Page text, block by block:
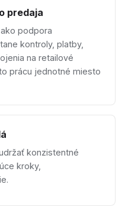
predaja
podpora
kontroly, platby,
na retailové
prácu jednotné miesto
konzistentné
kroky,